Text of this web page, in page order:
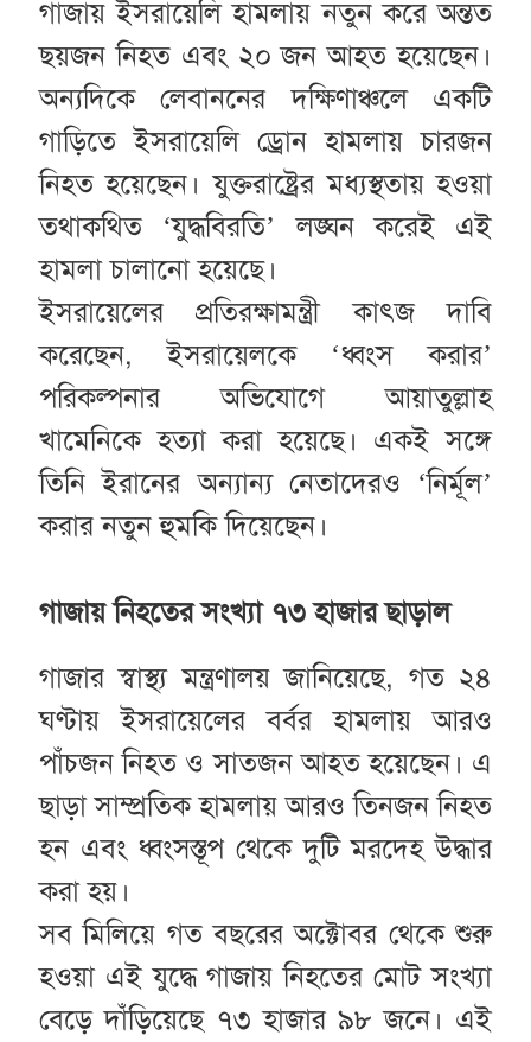
গাজায় ইসরায়েলি হামলায় নতুন করে অন্তত
ছয়জন নিহত এবং ২০ জন আহত হয়েছেন।
অন্যদিকে লেবাননের দক্ষিণাঞ্চলে একটি
গাড়িতে ইসরায়েলি ড্রোন হামলায় চারজন
নিহত হয়েছেন। যুক্তরাষ্ট্রের মধ্যস্থতায় হওয়া
তথাকথিত ‘যুদ্ধবিরতি’ লঙ্ঘন করেই এই
হামলা চালানো হয়েছে।
ইসরায়েলের প্রতিরক্ষামন্ত্রী কাৎজ দাবি
করেছেন, ইসরায়েলকে ‘ধ্বংস করার’
পরিকল্পনার অভিযোগে আয়াতুল্লাহ
খামেনিকে হত্যা করা হয়েছে। একই সঙ্গে
তিনি ইরানের অন্যান্য নেতাদেরও ‘নির্মূল’
করার নতুন হুমকি দিয়েছেন।
গাজায় নিহতের সংখ্যা ৭৩ হাজার ছাড়াল
গাজার স্বাস্থ্য মন্ত্রণালয় জানিয়েছে, গত ২৪
ঘণ্টায় ইসরায়েলের বর্বর হামলায় আরও
পাঁচজন নিহত ও সাতজন আহত হয়েছেন। এ
ছাড়া সাম্প্রতিক হামলায় আরও তিনজন নিহত
হন এবং ধ্বংসস্তূপ থেকে দুটি মরদেহ উদ্ধার
করা হয়।
সব মিলিয়ে গত বছরের অক্টোবর থেকে শুরু
হওয়া এই যুদ্ধে গাজায় নিহতের মোট সংখ্যা
বেড়ে দাঁড়িয়েছে ৭৩ হাজার ৯৮ জনে। এই